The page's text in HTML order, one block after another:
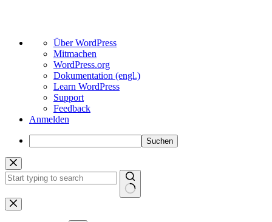
Über
WordPress
Über WordPress
Mitmachen
WordPress.org
Dokumentation (engl.)
Learn WordPress
Support
Feedback
Anmelden
Suchen
Zum
Inhalt
springen
Keine
Ergebnisse